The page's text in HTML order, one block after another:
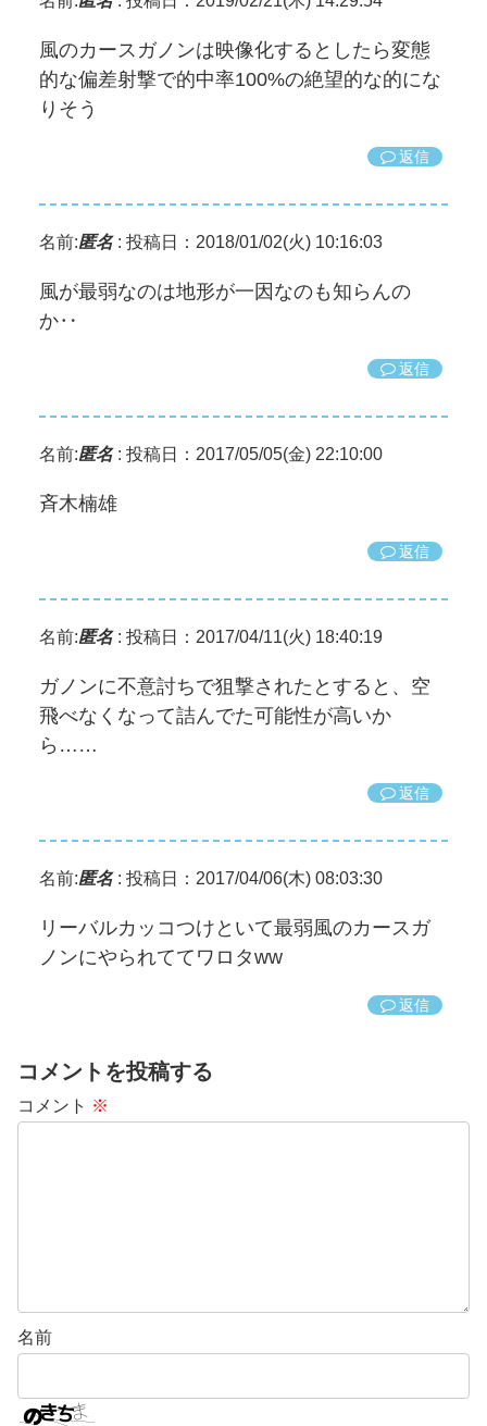
風のカースガノンは映像化するとしたら変態
的な偏差射撃で的中率100%の絶望的な的にな
りそう
返信
名前:匿名: 投稿日：2018/01/02(火) 10:16:03
風が最弱なのは地形が一因なのも知らんの
か‥
返信
名前:匿名: 投稿日：2017/05/05(金) 22:10:00
斉木楠雄
返信
名前:匿名: 投稿日：2017/04/11(火) 18:40:19
ガノンに不意討ちで狙撃されたとすると、空
飛べなくなって詰んでた可能性が高いか
ら……
返信
名前:匿名: 投稿日：2017/04/06(木) 08:03:30
リーバルカッコつけといて最弱風のカースガ
ノンにやられててワロタww
返信
コメントを投稿する
コメント ※
名前